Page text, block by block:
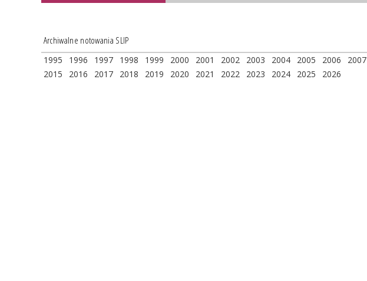
Archiwalne notowania SLIP
1995 1996 1997 1998 1999 2000 2001 2002 2003 2004 2005 2006 2007
2015
2016 2017 2018 2019 2020 2021 2022 2023 2024 2025 2026